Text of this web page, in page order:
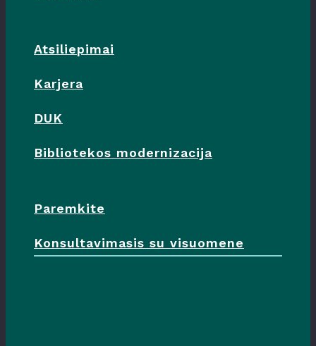
Atsiliepimai
Karjera
DUK
Bibliotekos modernizacija
Paremkite
Konsultavimasis su visuomene